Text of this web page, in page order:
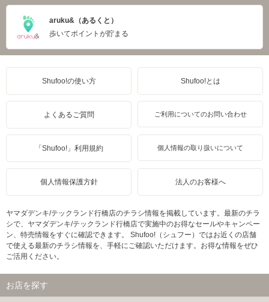
aruku&（あるくと）
歩いてポイントが貯まる
Shufoo!の使い方 Shufoo!とは
よくあるご質問 ご利用についてのお問い合わせ
「Shufoo!」利用規約 個人情報の取り扱いについて
個人情報保護方針 法人のお客様へ
ヤマダデンキ/テックランド行橋店のチラシ情報を掲載しています。最新のチラ
シで、ヤマダデンキ/テックランド行橋店で実施中のお得なセールやキャンペー
ン、特売情報をすぐに確認できます。 Shufoo!（シュフー）ではお近くの店舗
で使える最新のチラシ情報を、手軽にご確認いただけます。お得な情報をぜひ
ご活用ください。
お店を探す